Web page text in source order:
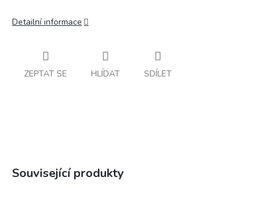
Detailní informace
ZEPTAT SE HLÍDAT SDÍLET
Související produkty